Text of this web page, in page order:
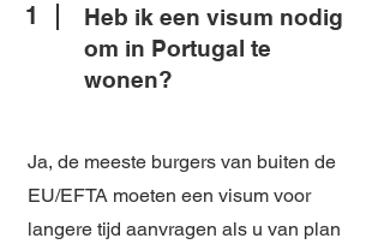
1
Heb ik een visum nodig
om in Portugal te
wonen?
Ja, de meeste burgers van buiten de
EU/EFTA moeten een visum voor
langere tijd aanvragen als u van plan